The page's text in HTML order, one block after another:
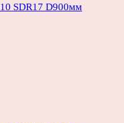
SDR17 D900мм